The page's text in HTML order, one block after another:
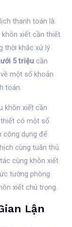
thanh toán là
xiết cần thiết
thời khắc xử lý
5 triệu cần
một số khoản
toán.
khôn xiết cần
có một số
công dụng để
cùng tuân thủ
cùng khôn xiết
tường phòng
xiết chú trọng.
Lận